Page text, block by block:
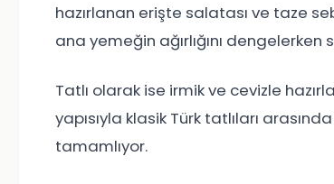
hazırlanan erişte salatası ve taze
ana yemeğin ağırlığını dengelerken
Tatlı olarak ise irmik ve cevizle
yapısıyla klasik Türk tatlıları
tamamlıyor.